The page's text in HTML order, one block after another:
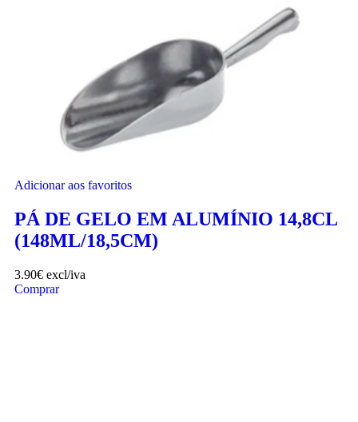
Adicionar aos favoritos
PÁ DE GELO EM ALUMÍNIO 14,8CL
(148ML/18,5CM)
3.90€ excl/iva
Comprar